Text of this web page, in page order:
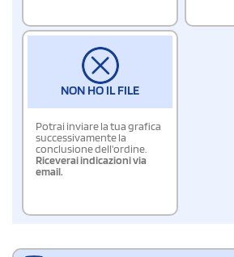
NON HO IL FILE
Potrai inviare la tua grafica
successivamente la
conclusione dell'ordine.
Riceverai indicazioni via
email.